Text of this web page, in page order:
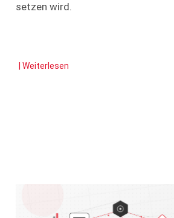
setzen wird.
| Weiterlesen